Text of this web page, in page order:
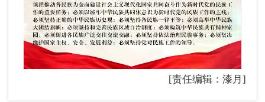
[责任编辑：漆月]